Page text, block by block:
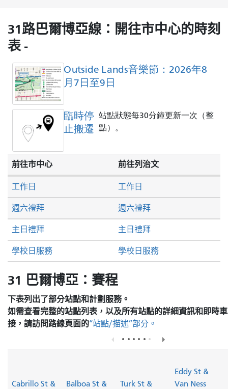
式
31路巴爾博亞線：開往市中心的時刻
表 -
Outside Lands音樂節：2026年8
月7日至9日
臨時停
止搬遷
站點狀態每30分鐘更新一次（整
點）。
前往市中心 前往列治文
週六禮拜 週六禮拜
主日禮拜 主日禮拜
工作日 工作日
學校日服務 學校日服務
31 巴爾博亞：賽程
下表列出了部分站點和計劃服務。
如需查看完整的站點列表，以及所有站點的詳細資訊和即時
接，請訪問路線頁面的“站點/描述”部分。
Cabrillo St &
Balboa St &
Turk St &
Eddy St &
Van Ness